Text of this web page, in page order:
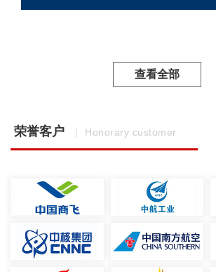
查看全部
荣誉客户 ｜ Honorary customer